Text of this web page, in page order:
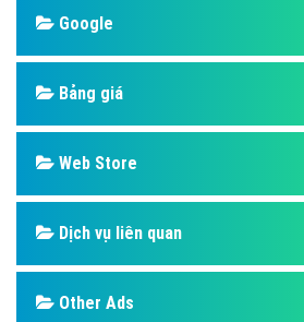
Design
SEO